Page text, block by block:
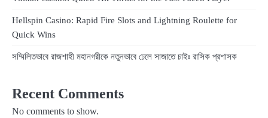
Hellspin Casino: Rapid Fire Slots and Lightning Roulette for
Quick Wins
সম্মিলিতভাবে রাজশাহী মহানগরীকে নতুনভাবে ঢেলে সাজাতে চাইঃ রাসিক প্রশাসক
Recent Comments
No comments to show.